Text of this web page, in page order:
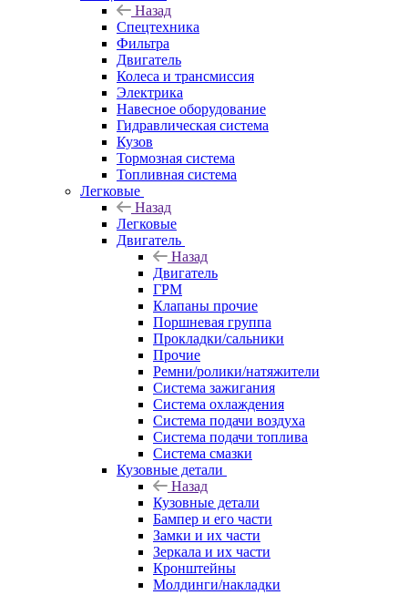
Назад
Спецтехника
Фильтра
Двигатель
Колеса и трансмиссия
Электрика
Навесное оборудование
Гидравлическая система
Кузов
Тормозная система
Топливная система
Легковые
Назад
Легковые
Двигатель
Назад
Двигатель
ГРМ
Клапаны прочие
Поршневая группа
Прокладки/сальники
Прочие
Ремни/ролики/натяжители
Система зажигания
Система охлаждения
Система подачи воздуха
Система подачи топлива
Система смазки
Кузовные детали
Назад
Кузовные детали
Бампер и его части
Замки и их части
Зеркала и их части
Кронштейны
Молдинги/накладки